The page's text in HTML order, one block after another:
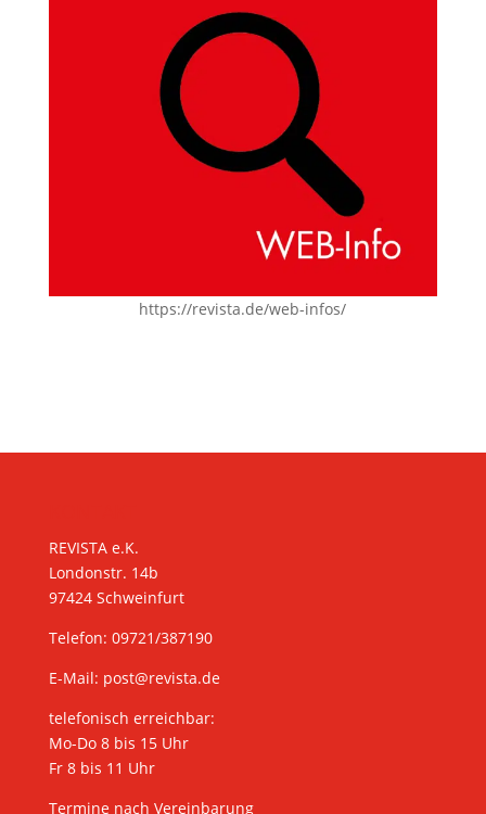
https://revista.de/web-infos/
REVISTA e.K.
Londonstr. 14b
97424 Schweinfurt
Telefon: 09721/387190
E-Mail: post@revista.de
telefonisch erreichbar:
Mo-Do 8 bis 15 Uhr
Fr 8 bis 11 Uhr
Termine nach Vereinbarung